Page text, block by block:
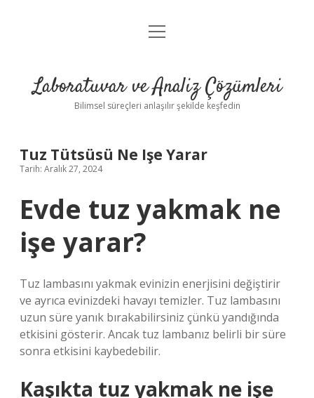
Anasayfa
Yasal Uyarı
menüyü
Laboratuvar ve Analiz Çözümleri
Bilimsel süreçleri anlaşılır şekilde keşfedin
Tuz Tütsüsü Ne Işe Yarar
Tarih: Aralık 27, 2024
Evde tuz yakmak ne
işe yarar?
Tuz lambasını yakmak evinizin enerjisini değiştirir
ve ayrıca evinizdeki havayı temizler. Tuz lambasını
uzun süre yanık bırakabilirsiniz çünkü yandığında
etkisini gösterir. Ancak tuz lambanız belirli bir süre
sonra etkisini kaybedebilir.
Kaşıkta tuz yakmak ne işe